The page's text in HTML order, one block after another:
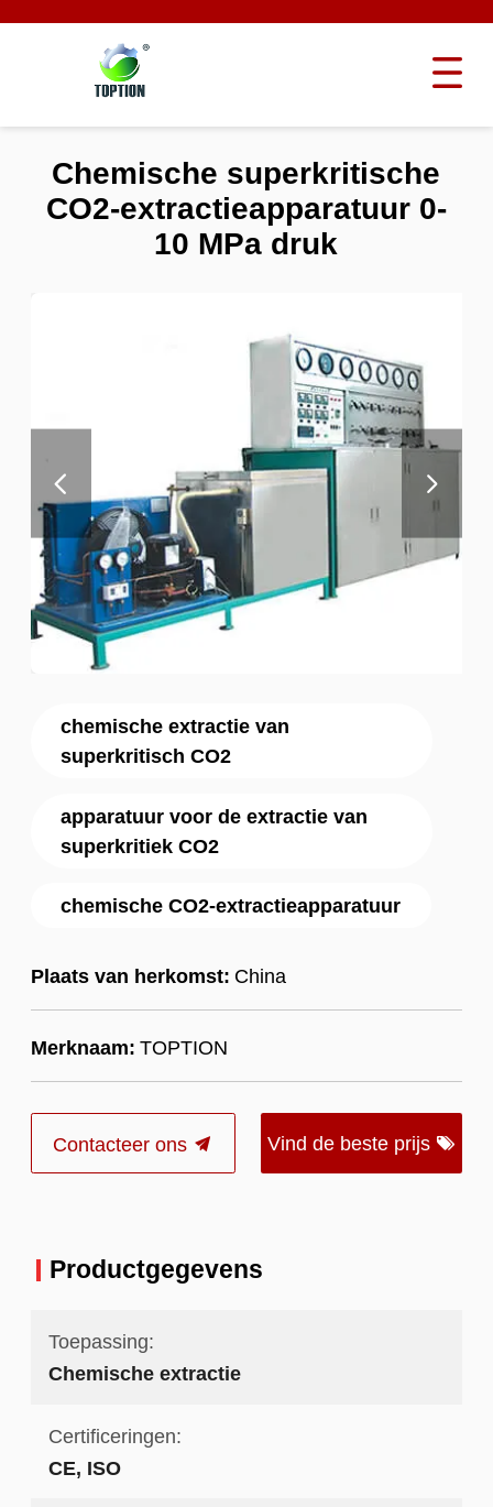
chemische extractie van
superkritisch CO2
apparatuur voor de extractie van
superkritiek CO2
chemische CO2-extractieapparatuur
Plaats van herkomst: China
Merknaam: TOPTION
Contacteer ons Vind de beste prijs
Chemische superkritische
CO2-extractieapparatuur 0-
10 MPa druk
Productgegevens
Toepassing:
Chemische extractie
Certificeringen:
CE, ISO